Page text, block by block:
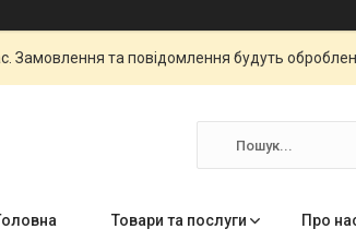
Замовлення та повідомлення будуть
Товари та послуги Про